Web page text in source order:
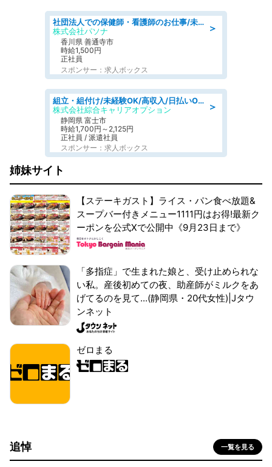
＞
社団法人での保健師・看護師のお仕事/未経験OK/要資格:普通免許、保健師、正看護師
株式会社パソナ
香川県 善通寺市
時給1,500円
正社員
スポンサー：求人ボックス
＞
組立・組付け/未経験OK/高収入/日払いOK/寮費無料/交替制
株式会社綜合キャリアオプション
静岡県 富士市
時給1,700円～2,125円
正社員 / 派遣社員
スポンサー：求人ボックス
姉妹サイト
【ステーキガスト】ライス・パン食べ放題&
スープバー付きメニュー1111円はお得!最新ク
ーポンを公式Xで公開中《9月23日まで》
「多指症」で生まれた娘と、受け止められな
い私。産後初めての夜、助産師がミルクをあ
げてるのを見て...(静岡県・20代女性)|Jタウ
ンネット
ゼロまる
追悼 一覧を見る